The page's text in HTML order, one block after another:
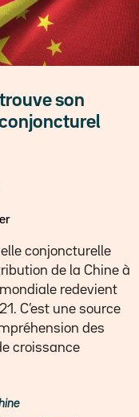
son
conjoncturelle
de la Chine à
redevient
C’est une source
des
croissance